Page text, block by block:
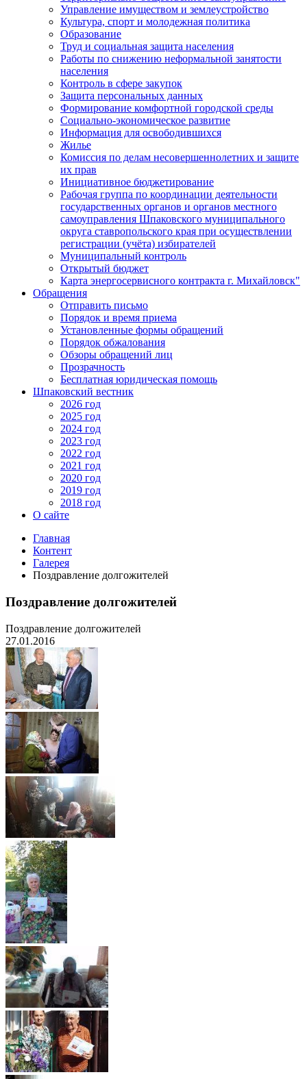
Управление имуществом и землеустройство
Культура, спорт и молодежная политика
Образование
Труд и социальная защита населения
Работы по снижению неформальной занятости
населения
Контроль в сфере закупок
Защита персональных данных
Формирование комфортной городской среды
Социально-экономическое развитие
Информация для освободившихся
Жилье
Комиссия по делам несовершеннолетних и защите
их прав
Инициативное бюджетирование
Рабочая группа по координации деятельности
государственных органов и органов местного
самоуправления Шпаковского муниципального
округа ставропольского края при осуществлении
регистрации (учёта) избирателей
Муниципальный контроль
Открытый бюджет
Карта энергосервисного контракта г. Михайловск"
Обращения
Отправить письмо
Порядок и время приема
Установленные формы обращений
Порядок обжалования
Обзоры обращений лиц
Прозрачность
Бесплатная юридическая помощь
Шпаковский вестник
2026 год
2025 год
2024 год
2023 год
2022 год
2021 год
2020 год
2019 год
2018 год
О сайте
Главная
Контент
Галерея
Поздравление долгожителей
Поздравление долгожителей
Поздравление долгожителей
27.01.2016